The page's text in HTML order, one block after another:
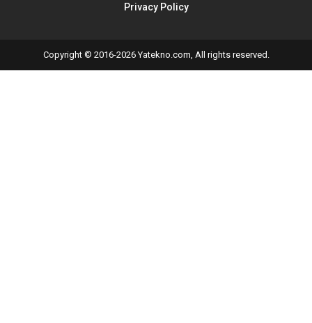
Privacy Policy
Copyright © 2016-2026 Yatekno.com, All rights reserved.